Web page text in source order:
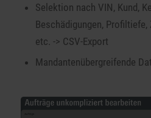
Selektion nach VIN, Kund,
Beschädigungen,
etc. -> CSV-Export
Mandantenübergreifende